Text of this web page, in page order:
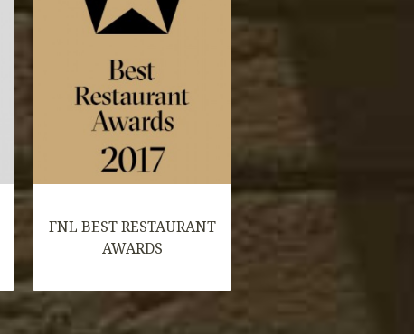
FNL BEST RESTAURANT
AWARDS